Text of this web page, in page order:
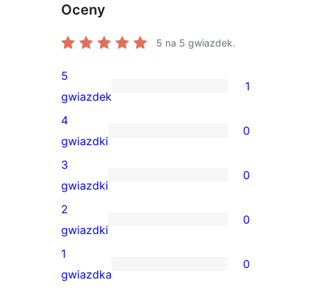
Oceny
5 na 5 gwiazdek.
1
recenzja
5-
gwiazdkowa
5
gwiazdek
1
0
recenzji
4-
gwiazdkowych
4
gwiazdki
0
0
recenzji
3-
gwiazdkowych
3
gwiazdki
0
0
recenzji
2-
2
gwiazdki
0
0
1
gwiazdka
0